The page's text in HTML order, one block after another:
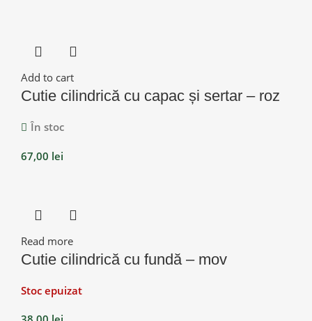
Add to cart
Cutie cilindrică cu capac și sertar – roz
În stoc
67,00 lei
Read more
Cutie cilindrică cu fundă – mov
Stoc epuizat